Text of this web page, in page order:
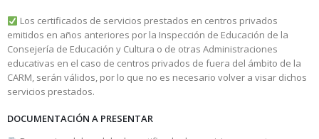
Los certificados de servicios prestados en centros privados
emitidos en años anteriores por la Inspección de Educación de la
Consejería de Educación y Cultura o de otras Administraciones
educativas en el caso de centros privados de fuera del ámbito de la
CARM, serán válidos, por lo que no es necesario volver a visar dichos
servicios prestados.
DOCUMENTACIÓN A PRESENTAR